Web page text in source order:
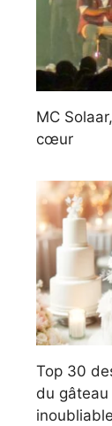
MC
cœur
Top 30
du